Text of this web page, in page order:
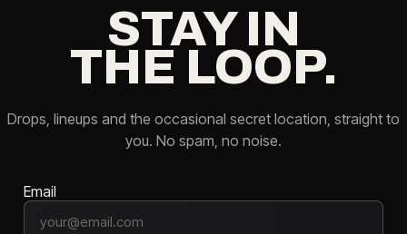
STAY IN
THE LOOP.
Drops, lineups and the occasional secret location, straight to
you. No spam, no noise.
Email